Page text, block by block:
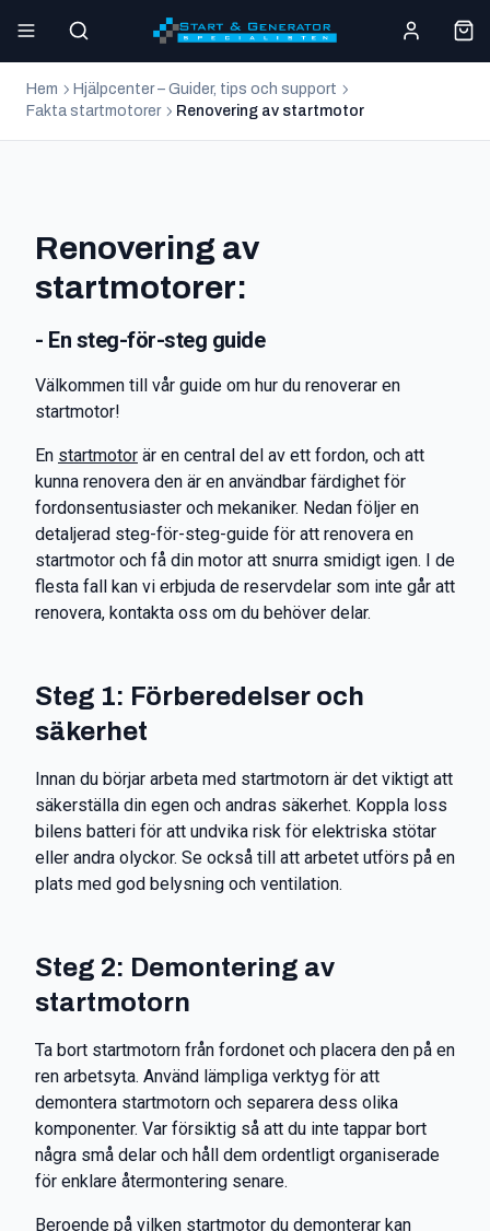
Hem
Hjälpcenter – Guider, tips och support
Fakta startmotorer
Renovering av startmotor
Renovering av
startmotorer:
- En steg-för-steg guide
Välkommen till vår guide om hur du renoverar en
startmotor!
En startmotor är en central del av ett fordon, och att
kunna renovera den är en användbar färdighet för
fordonsentusiaster och mekaniker. Nedan följer en
detaljerad steg-för-steg-guide för att renovera en
startmotor och få din motor att snurra smidigt igen. I de
flesta fall kan vi erbjuda de reservdelar som inte går att
renovera, kontakta oss om du behöver delar.
Steg 1: Förberedelser och
säkerhet
Innan du börjar arbeta med startmotorn är det viktigt att
säkerställa din egen och andras säkerhet. Koppla loss
bilens batteri för att undvika risk för elektriska stötar
eller andra olyckor. Se också till att arbetet utförs på en
plats med god belysning och ventilation.
Steg 2: Demontering av
startmotorn
Ta bort startmotorn från fordonet och placera den på en
ren arbetsyta. Använd lämpliga verktyg för att
demontera startmotorn och separera dess olika
komponenter. Var försiktig så att du inte tappar bort
några små delar och håll dem ordentligt organiserade
för enklare återmontering senare.
Beroende på vilken startmotor du demonterar kan